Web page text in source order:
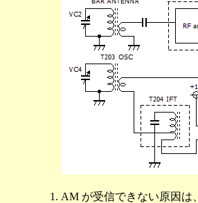
AM が受信できない原因は